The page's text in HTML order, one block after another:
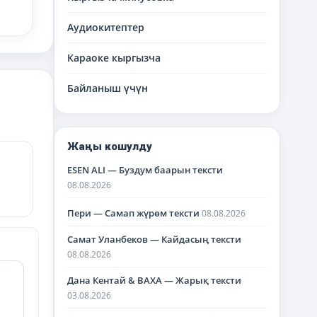
Аудиокитептер
Караоке кыргызча
Байланыш үчүн
Жаңы кошулду
ESEN ALI — Буздум баарын тексти
08.08.2026
Пери — Самап жүрөм тексти 08.08.2026
Самат Уланбеков — Кайдасың тексти
08.08.2026
Дана Кентай & BAXA — Жарық тексти
03.08.2026